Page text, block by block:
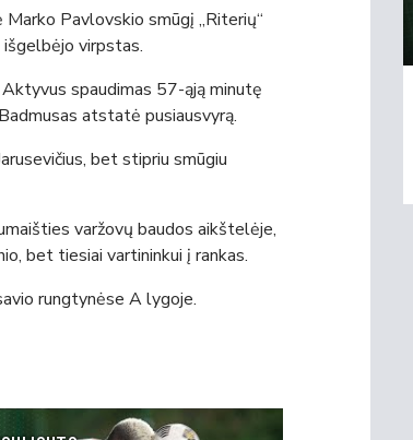
Pavlovskio smūgį „Riterių“
virpstas.
spaudimas 57-ąją minutę
atstatė pusiausvyrą.
bet stipriu smūgiu
varžovų baudos aikštelėje,
bet tiesiai vartininkui į rankas.
rungtynėse A lygoje.